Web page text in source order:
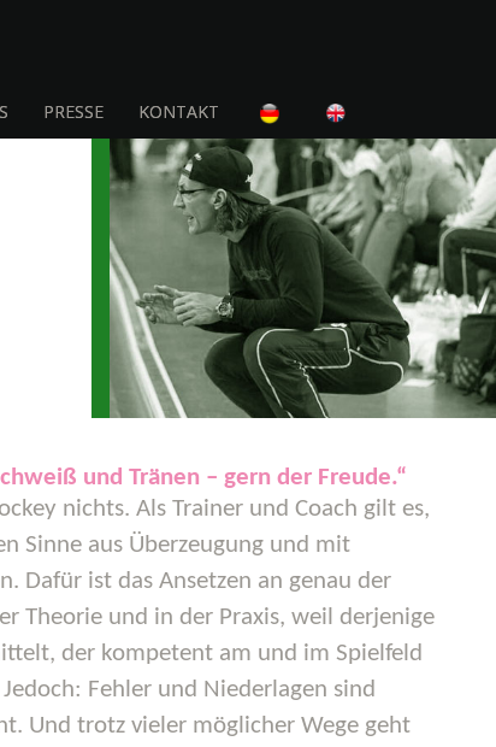
PRESSE KONTAKT
und Tränen – gern der Freude.“
nichts. Als Trainer und Coach gilt es,
Sinne aus Überzeugung und mit
Dafür ist das Ansetzen an genau der
Theorie und in der Praxis, weil derjenige
der kompetent am und im Spielfeld
Fehler und Niederlagen sind
Und trotz vieler möglicher Wege geht